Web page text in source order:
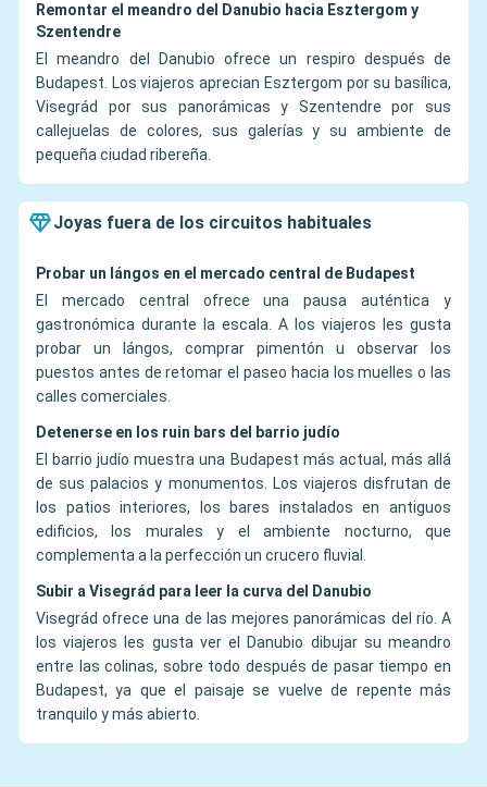
Remontar el meandro del Danubio hacia Esztergom y
Szentendre
El meandro del Danubio ofrece un respiro después de
Budapest. Los viajeros aprecian Esztergom por su basílica,
Visegrád por sus panorámicas y Szentendre por sus
callejuelas de colores, sus galerías y su ambiente de
pequeña ciudad ribereña.
Joyas fuera de los circuitos habituales
Probar un lángos en el mercado central de Budapest
El mercado central ofrece una pausa auténtica y
gastronómica durante la escala. A los viajeros les gusta
probar un lángos, comprar pimentón u observar los
puestos antes de retomar el paseo hacia los muelles o las
calles comerciales.
Detenerse en los ruin bars del barrio judío
El barrio judío muestra una Budapest más actual, más allá
de sus palacios y monumentos. Los viajeros disfrutan de
los patios interiores, los bares instalados en antiguos
edificios, los murales y el ambiente nocturno, que
complementa a la perfección un crucero fluvial.
Subir a Visegrád para leer la curva del Danubio
Visegrád ofrece una de las mejores panorámicas del río. A
los viajeros les gusta ver el Danubio dibujar su meandro
entre las colinas, sobre todo después de pasar tiempo en
Budapest, ya que el paisaje se vuelve de repente más
tranquilo y más abierto.